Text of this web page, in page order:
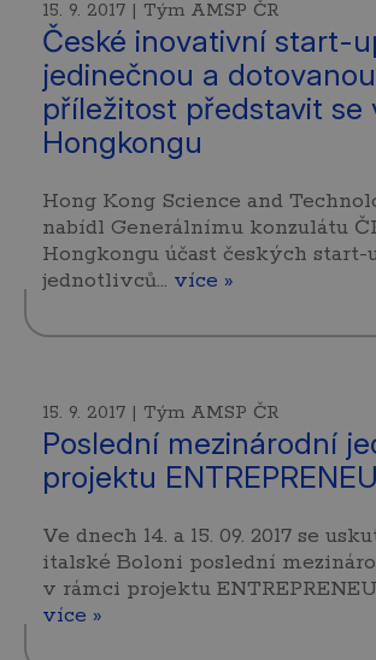
15. 9. 2017 | Tým AMSP ČR
České inovativní start-
jedinečnou a dotovanou
příležitost představit se
Hongkongu
Hong Kong Science and
nabídl Generálnímu konzulátu
Hongkongu účast českých start-
jednotlivců… více »
15. 9. 2017 | Tým AMSP ČR
Poslední mezinárodní
projektu
Ve dnech 14. a 15. 09. 2017 se
italské Boloni poslední
v rámci projektu
více »